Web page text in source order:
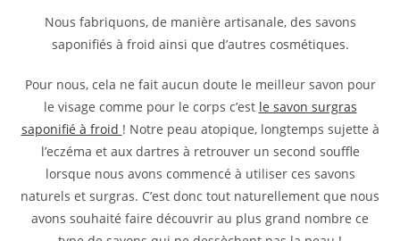
Nous fabriquons, de manière artisanale, des savons
saponifiés à froid ainsi que d’autres cosmétiques.
Pour nous, cela ne fait aucun doute le meilleur savon pour
le visage comme pour le corps c’est le savon surgras
saponifié à froid ! Notre peau atopique, longtemps sujette à
l’eczéma et aux dartres à retrouver un second souffle
lorsque nous avons commencé à utiliser ces savons
naturels et surgras. C’est donc tout naturellement que nous
avons souhaité faire découvrir au plus grand nombre ce